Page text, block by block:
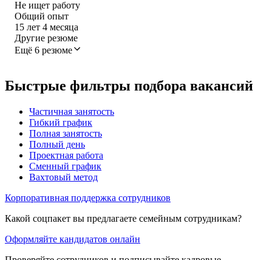
Не ищет работу
Общий опыт
15 лет 4 месяца
Другие резюме
Ещё 6 резюме
Быстрые фильтры подбора вакансий
Частичная занятость
Гибкий график
Полная занятость
Полный день
Проектная работа
Сменный график
Вахтовый метод
Корпоративная поддержка сотрудников
Какой соцпакет вы предлагаете семейным сотрудникам?
Оформляйте кандидатов онлайн